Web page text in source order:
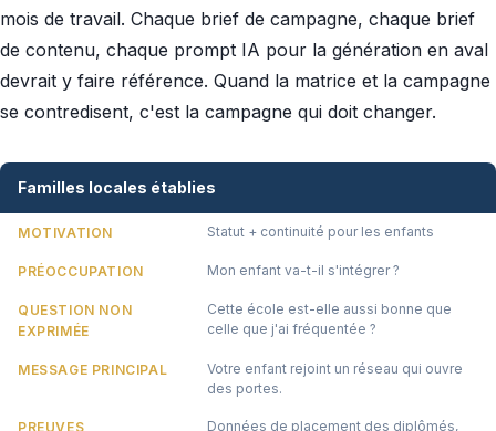
mois de travail. Chaque brief de campagne, chaque brief
de contenu, chaque prompt IA pour la génération en aval
devrait y faire référence. Quand la matrice et la campagne
se contredisent, c'est la campagne qui doit changer.
Familles locales établies
MOTIVATION Statut + continuité pour les enfants
PRÉOCCUPATION Mon enfant va-t-il s'intégrer ?
QUESTION NON
EXPRIMÉE
Cette école est-elle aussi bonne que
celle que j'ai fréquentée ?
MESSAGE PRINCIPAL
Votre enfant rejoint un réseau qui ouvre
des portes.
PREUVES Données de placement des diplômés,